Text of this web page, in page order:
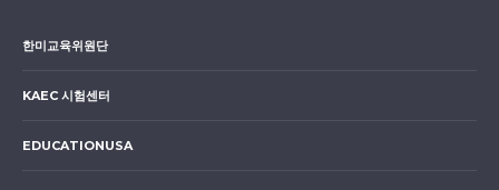
한미교육위원단
KAEC 시험센터
EDUCATIONUSA